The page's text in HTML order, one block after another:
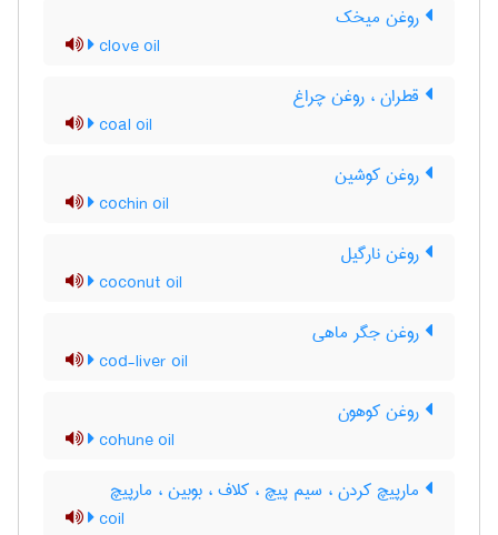
روغن میخک
clove oil
قطران ، روغن چراغ
coal oil
روغن کوشین
cochin oil
روغن نارگیل
coconut oil
روغن جگر ماهی
cod-liver oil
روغن کوهون
cohune oil
مارپیچ کردن ، سیم پیچ ، کلاف ، بوبین ، مارپیچ
coil